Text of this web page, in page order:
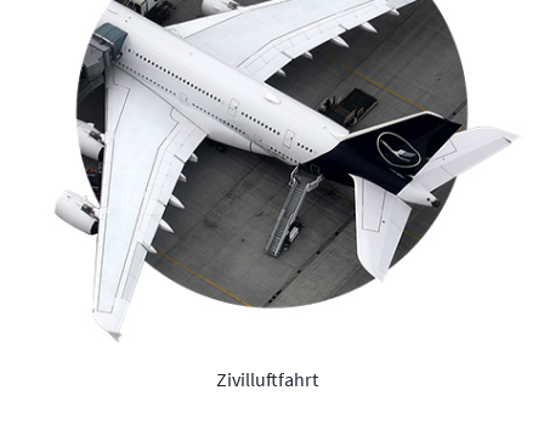
Zivilluftfahrt